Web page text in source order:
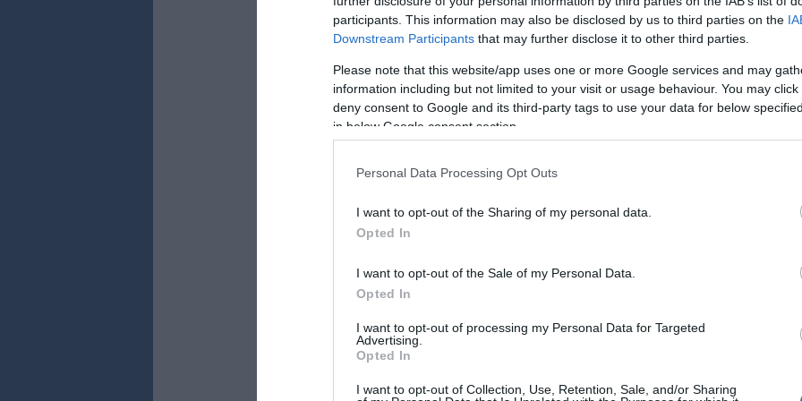
participants. This information may also be disclosed by us to third parties on the
Downstream Participants that may further disclose it to other third parties.
Please note that this website/app uses one or more Google services and may
information including but not limited to your visit or usage behaviour. You may
deny consent to Google and its third-party tags to use your data for below
in below Google consent section.
Personal Data Processing Opt Outs
I want to opt-out of the Sharing of my personal data.
Opted In
I want to opt-out of the Sale of my Personal Data.
Opted In
I want to opt-out of processing my Personal Data for Targeted
Advertising.
Opted In
I want to opt-out of Collection, Use, Retention, Sale, and/or Sharing
A műsor beharangozója szerint a két férfi egymás testéből vágott ki
egy-egy falatnyi húst, melyet később egy mesterszakács sütött ki -
napraforgóolajban.
upi.com híradása szerint az egész akció a szervadományozás
fontosságára próbálta felhívni a figyelmet.
14:02
12:56
Nem is
AZ
Mit